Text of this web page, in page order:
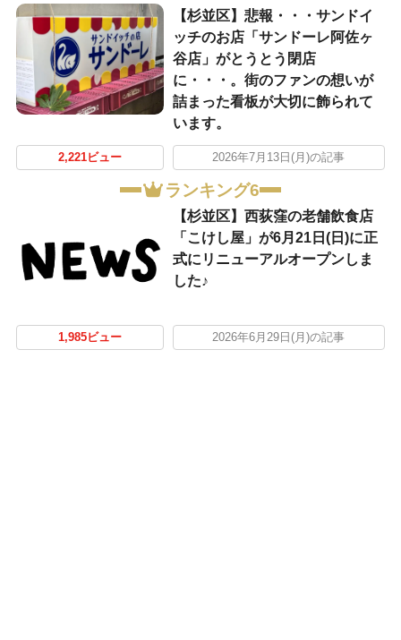
【杉並区】悲報・・・サンドイ
ッチのお店「サンドーレ阿佐ヶ
谷店」がとうとう閉店
に・・・。街のファンの想いが
詰まった看板が大切に飾られて
います。
2,221ビュー 2026年7月13日(月)の記事
ランキング6
【杉並区】西荻窪の老舗飲食店
「こけし屋」が6月21日(日)に正
式にリニューアルオープンしま
した♪
1,985ビュー 2026年6月29日(月)の記事